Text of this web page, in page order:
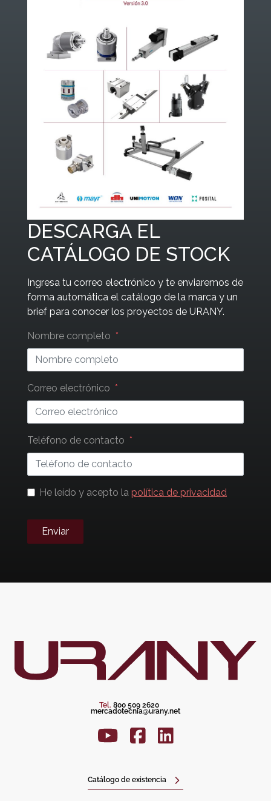
DESCARGA EL
CATÁLOGO DE STOCK
Ingresa tu correo electrónico y te enviaremos de
forma automática el catálogo de la marca y un
brief para conocer los proyectos de URANY.
Leave
this
field
Nombre completo
Correo electrónico
Teléfono de contacto
He leído y acepto la política de privacidad
Enviar
Tel. 800 509 2620
mercadotecnia@urany.net
Catálogo de existencia